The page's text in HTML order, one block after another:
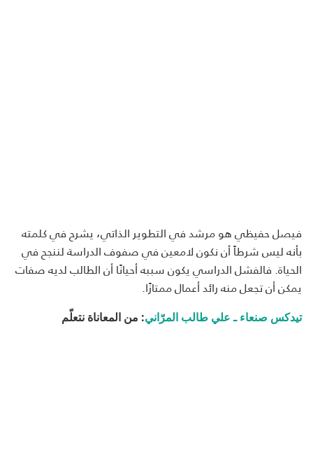
فيصل حفيظي هو مرشد في التطوير الذاتي، يشرح في كلمته
بأنه ليس شرطاً أن نكون لامعين في صفوف الدراسة لننجح في
الحياة. فالفشل الدراسي يكون سببه أحيانًا أن الطالب لديه صفات
يمكن أن تجعل منه رائد أعمال ممتازًا.
تيدكس صنعاء ـ علي طالب المرّاني: من المعاناة نتعلّم